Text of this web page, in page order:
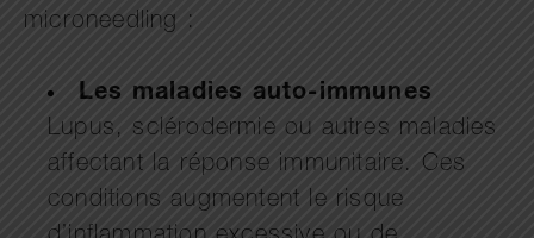
microneedling :
Les maladies auto-immunes
Lupus, sclérodermie ou autres maladies
affectant la réponse immunitaire. Ces
conditions augmentent le risque